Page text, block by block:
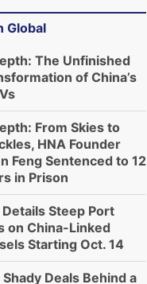
Global
The Unfinished
of China’s
From Skies to
HNA Founder
Feng Sentenced to 12
in Prison
Details Steep Port
on China-Linked
Starting Oct. 14
Deals Behind a